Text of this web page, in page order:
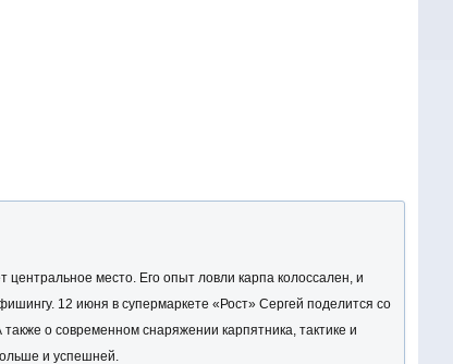
место. Его опыт ловли карпа колоссален, и
12 июня в супермаркете «Рост» Сергей поделится со
о современном снаряжении карпятника, тактике и
и успешней.